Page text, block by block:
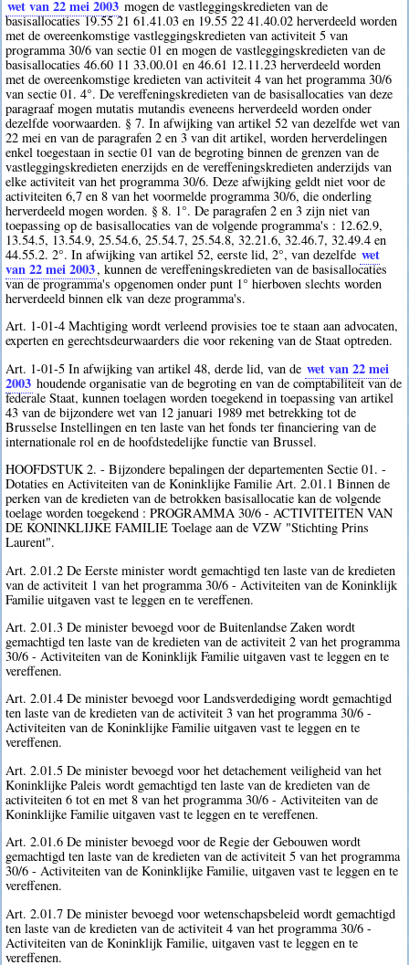
wet van 22 mei 2003 mogen de vastleggingskredieten van de
basisallocaties 19.55 21 61.41.03 en 19.55 22 41.40.02 herverdeeld worden
met de overeenkomstige vastleggingskredieten van activiteit 5 van
programma 30/6 van sectie 01 en mogen de vastleggingskredieten van de
basisallocaties 46.60 11 33.00.01 en 46.61 12.11.23 herverdeeld worden
met de overeenkomstige kredieten van activiteit 4 van het programma 30/6
van sectie 01. 4°. De vereffeningskredieten van de basisallocaties van deze
paragraaf mogen mutatis mutandis eveneens herverdeeld worden onder
dezelfde voorwaarden. § 7. In afwijking van artikel 52 van dezelfde wet van
22 mei en van de paragrafen 2 en 3 van dit artikel, worden herverdelingen
enkel toegestaan in sectie 01 van de begroting binnen de grenzen van de
vastleggingskredieten enerzijds en de vereffeningskredieten anderzijds van
elke activiteit van het programma 30/6. Deze afwijking geldt niet voor de
activiteiten 6,7 en 8 van het voormelde programma 30/6, die onderling
herverdeeld mogen worden. § 8. 1°. De paragrafen 2 en 3 zijn niet van
toepassing op de basisallocaties van de volgende programma's : 12.62.9,
13.54.5, 13.54.9, 25.54.6, 25.54.7, 25.54.8, 32.21.6, 32.46.7, 32.49.4 en
44.55.2. 2°. In afwijking van artikel 52, eerste lid, 2°, van dezelfde wet
van 22 mei 2003, kunnen de vereffeningskredieten van de basisallocaties
van de programma's opgenomen onder punt 1° hierboven slechts worden
herverdeeld binnen elk van deze programma's.
Art. 1-01-4 Machtiging wordt verleend provisies toe te staan aan advocaten,
experten en gerechtsdeurwaarders die voor rekening van de Staat optreden.
Art. 1-01-5 In afwijking van artikel 48, derde lid, van de wet van 22 mei
2003 houdende organisatie van de begroting en van de comptabiliteit van de
federale Staat, kunnen toelagen worden toegekend in toepassing van artikel
43 van de bijzondere wet van 12 januari 1989 met betrekking tot de
Brusselse Instellingen en ten laste van het fonds ter financiering van de
internationale rol en de hoofdstedelijke functie van Brussel.
HOOFDSTUK 2. - Bijzondere bepalingen der departementen Sectie 01. -
Dotaties en Activiteiten van de Koninklijke Familie Art. 2.01.1 Binnen de
perken van de kredieten van de betrokken basisallocatie kan de volgende
toelage worden toegekend : PROGRAMMA 30/6 - ACTIVITEITEN VAN
DE KONINKLIJKE FAMILIE Toelage aan de VZW "Stichting Prins
Laurent".
Art. 2.01.2 De Eerste minister wordt gemachtigd ten laste van de kredieten
van de activiteit 1 van het programma 30/6 - Activiteiten van de Koninklijk
Familie uitgaven vast te leggen en te vereffenen.
Art. 2.01.3 De minister bevoegd voor de Buitenlandse Zaken wordt
gemachtigd ten laste van de kredieten van de activiteit 2 van het programma
30/6 - Activiteiten van de Koninklijk Familie uitgaven vast te leggen en te
vereffenen.
Art. 2.01.4 De minister bevoegd voor Landsverdediging wordt gemachtigd
ten laste van de kredieten van de activiteit 3 van het programma 30/6 -
Activiteiten van de Koninklijke Familie uitgaven vast te leggen en te
vereffenen.
Art. 2.01.5 De minister bevoegd voor het detachement veiligheid van het
Koninklijke Paleis wordt gemachtigd ten laste van de kredieten van de
activiteiten 6 tot en met 8 van het programma 30/6 - Activiteiten van de
Koninklijke Familie uitgaven vast te leggen en te vereffenen.
Art. 2.01.6 De minister bevoegd voor de Regie der Gebouwen wordt
gemachtigd ten laste van de kredieten van de activiteit 5 van het programma
30/6 - Activiteiten van de Koninklijke Familie, uitgaven vast te leggen en te
vereffenen.
Art. 2.01.7 De minister bevoegd voor wetenschapsbeleid wordt gemachtigd
ten laste van de kredieten van de activiteit 4 van het programma 30/6 -
Activiteiten van de Koninklijk Familie, uitgaven vast te leggen en te
vereffenen.